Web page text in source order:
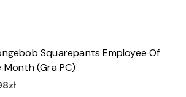
Squarepants Employee Of
Month (Gra PC)
zł